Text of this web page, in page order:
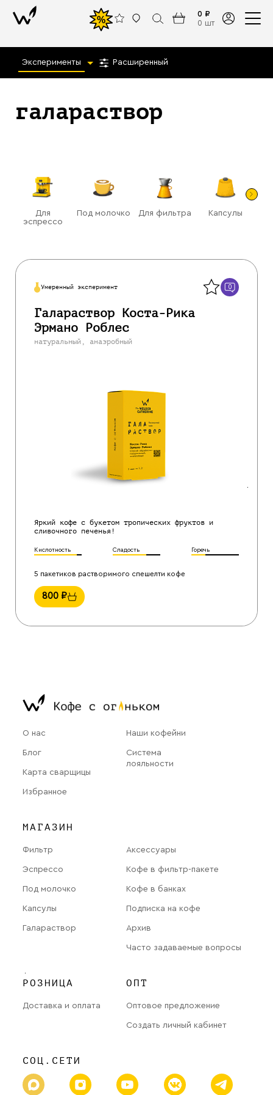
%
0 ₽
0 шт
Эксперименты Расширенный
галараствор
Для
эспрессо
Под молочко Для фильтра Капсулы
Умеренный эксперимент 0
Галараствор Коста-Рика
Эрмано Роблес
натуральный, анаэробный
Яркий кофе с букетом тропических фруктов и
сливочного печенья!
Кислотность Сладость Горечь
5 пакетиков растворимого спешелти кофе
800 ₽
О нас
Блог
Карта сварщицы
Избранное
Наши кофейни
Система
лояльности
МАГАЗИН
Фильтр
Эспрессо
Под молочко
Капсулы
Галараствор
Аксессуары
Кофе в фильтр-пакете
Кофе в банках
Подписка на кофе
Архив
Часто задаваемые вопросы
РОЗНИЦА
Доставка и оплата
ОПТ
Оптовое предложение
Создать личный кабинет
СОЦ.СЕТИ